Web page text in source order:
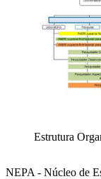
Estrutura
NEPA - Núcleo de